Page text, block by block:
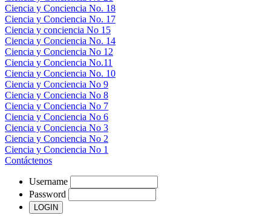
Ciencia y Conciencia No. 18
Ciencia y Conciencia No. 17
Ciencia y conciencia No 15
Ciencia y Conciencia No. 14
Ciencia y Conciencia No 12
Ciencia y Conciencia No.11
Ciencia y Conciencia No. 10
Ciencia y Conciencia No 9
Ciencia y Conciencia No 8
Ciencia y Conciencia No 7
Ciencia y Conciencia No 6
Ciencia y Conciencia No 3
Ciencia y Conciencia No 2
Ciencia y Conciencia No 1
Contáctenos
Username
Password